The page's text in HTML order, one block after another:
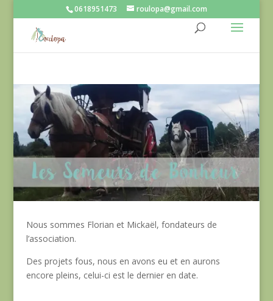
0618951473 roulopa@gmail.com
Nous sommes Florian et Mickaël, fondateurs de
l’association.
Des projets fous, nous en avons eu et en aurons
encore pleins, celui-ci est le dernier en date.